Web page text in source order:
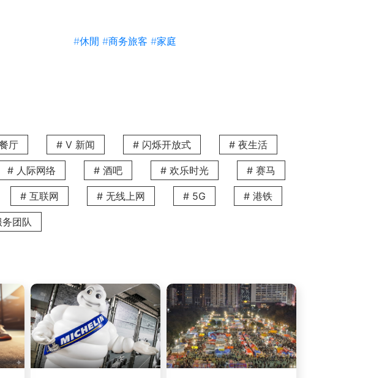
和学生喜爱。这里是潮流达人紧贴时尚脉搏的必访之选。
活动，不仅是购物的首选，更是人气极高的打卡热点。
。
#休閒 #商务旅客 #家庭
厅 # V 新闻 # 闪烁开放式 # 夜生活
# 人际网络 # 酒吧 # 欢乐时光 # 赛马
# 互联网 # 无线上网 # 5G # 港铁
团队